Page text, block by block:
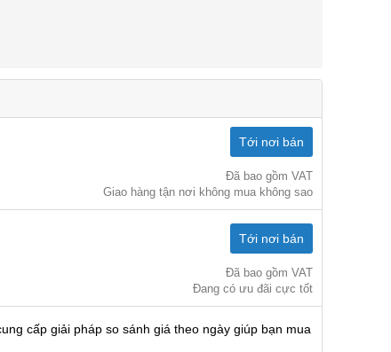
Tới nơi bán
Đã bao gồm VAT
Giao hàng tận nơi không mua không sao
Tới nơi bán
Đã bao gồm VAT
Đang có ưu đãi cực tốt
cấp giải pháp so sánh giá theo ngày giúp bạn mua